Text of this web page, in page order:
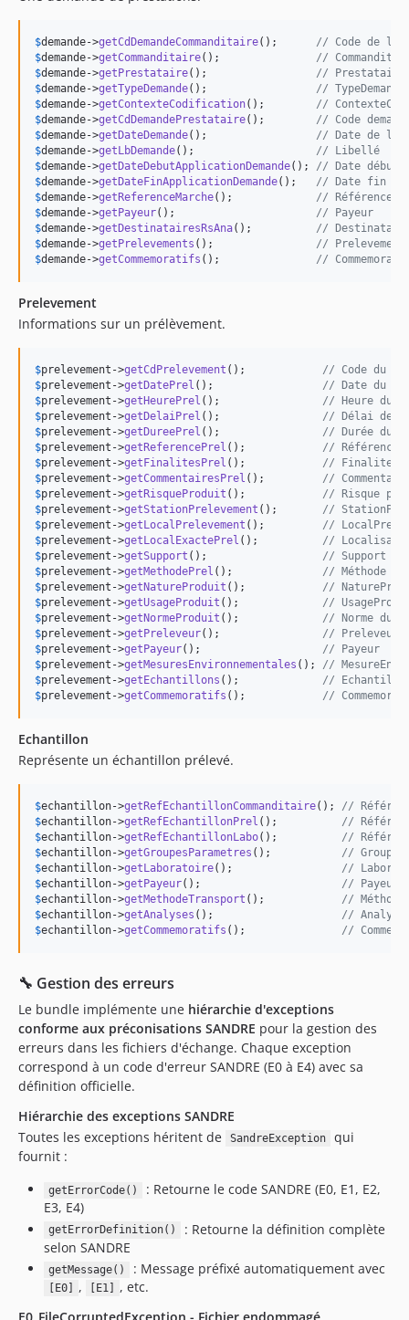
$demande->getCdDemandeCommanditaire(); // Code de la
$demande->getCommanditaire(); //
$demande->getPrestataire(); // Prestataire
$demande->getTypeDemande(); // TypeDemande
$demande->getContexteCodification(); //
$demande->getCdDemandePrestataire(); // Code
$demande->getDateDemande(); // Date de la
$demande->getLbDemande(); // Libellé
$demande->getDateDebutApplicationDemande(); // Date début
$demande->getDateFinApplicationDemande(); // Date fin
$demande->getReferenceMarche(); // Référence
$demande->getPayeur(); // Payeur
$demande->getDestinatairesRsAna(); //
$demande->getPrelevements (); //
$demande->getCommemoratifs (); //
Prelevement
Informations sur un prélèvement.
$prelevement ->getCdPrelevement (); // Code du
$prelevement ->getDatePrel (); // Date du
$prelevement ->getHeurePrel (); // Heure du
$prelevement ->getDelaiPrel (); // Délai de
$prelevement ->getDureePrel (); // Durée du
$prelevement ->getReferencePrel (); // Référence
$prelevement ->getFinalitesPrel (); //
$prelevement ->getCommentairesPrel (); //
$prelevement ->getRisqueProduit (); // Risque
$prelevement ->getStationPrelevement (); //
$prelevement ->getLocalPrelevement (); //
$prelevement ->getLocalExactePrel (); //
$prelevement ->getSupport (); // Support
$prelevement ->getMethodePrel (); // Méthode de
$prelevement ->getNatureProduit (); //
$prelevement ->getUsageProduit (); //
$prelevement ->getNormeProduit (); // Norme du
$prelevement ->getPreleveur(); // Preleveur
$prelevement ->getPayeur(); // Payeur
$prelevement ->getMesuresEnvironnementales (); //
$prelevement ->getEchantillons (); //
$prelevement ->getCommemoratifs (); //
Echantillon
Représente un échantillon prélevé.
$echantillon->getRefEchantillonCommanditaire(); //
$echantillon->getRefEchantillonPrel (); //
$echantillon->getRefEchantillonLabo(); //
$echantillon->getGroupesParametres (); //
$echantillon->getLaboratoire(); //
$echantillon->getPayeur(); // Payeur
$echantillon->getMethodeTransport (); //
$echantillon->getAnalyses (); //
$echantillon->getCommemoratifs (); //
🔧 Gestion des erreurs
Le bundle implémente une hiérarchie d'exceptions
conforme aux préconisations SANDRE pour la gestion des
erreurs dans les fichiers d'échange. Chaque exception
correspond à un code d'erreur SANDRE (E0 à E4) avec sa
définition officielle.
Hiérarchie des exceptions SANDRE
Toutes les exceptions héritent de
SandreException
qui
fournit :
getErrorCode()
: Retourne le code SANDRE (E0, E1, E2,
E3, E4)
getErrorDefinition()
: Retourne la définition complète
selon SANDRE
getMessage() : Message préfixé automatiquement avec
[E0] , [E1]
, etc.